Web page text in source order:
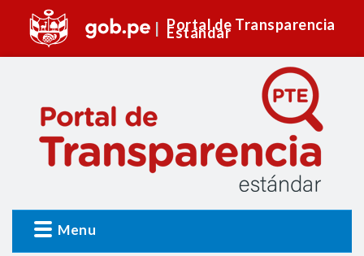
Portal de Transparencia
Estándar
Menu